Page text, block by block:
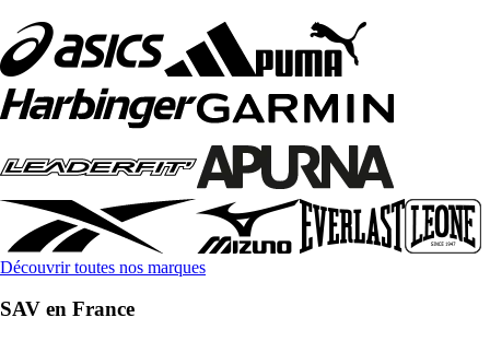
Découvrir toutes nos marques
SAV en France